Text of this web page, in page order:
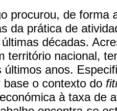
procurou, de forma
da prática de
décadas.
território nacional,
últimos anos.
base o contexto do
à taxa de